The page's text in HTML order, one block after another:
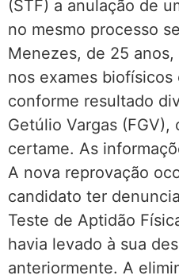
(STF) a anulação de
no mesmo processo
Menezes, de 25
nos exames biofísicos
conforme resultado
Getúlio Vargas (FGV),
certame. As
A nova reprovação
candidato ter
Teste de Aptidão
havia levado à sua
anteriormente. A